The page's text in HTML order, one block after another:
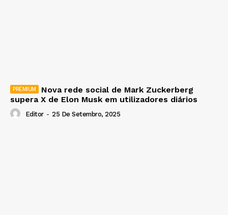
Nova rede social de Mark Zuckerberg
supera X de Elon Musk em utilizadores diários
Editor - 25 De Setembro, 2025